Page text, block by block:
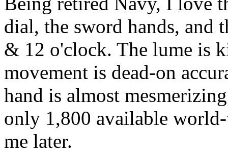
dial, the sword hands, and
& 12 o'clock. The lume is
movement is dead-on
hand is almost
only 1,800 available
me later.